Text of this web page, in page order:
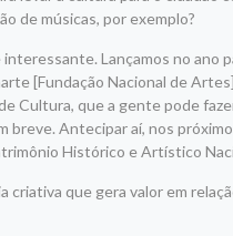
de músicas, por exemplo?
Lançamos no ano
[Fundação Nacional de
Cultura, que a gente pode
breve. Antecipar aí, nos
Histórico e Artístico
criativa que gera valor em